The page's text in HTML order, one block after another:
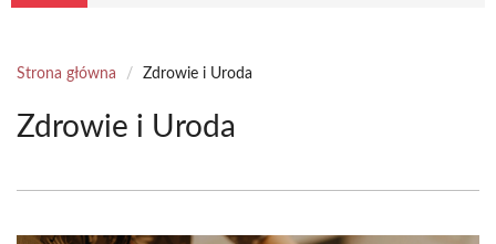
Strona główna / Zdrowie i Uroda
Zdrowie i Uroda